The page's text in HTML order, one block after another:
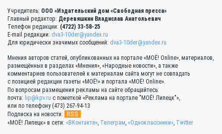
Учредитель: ООО «Издательский дом «Свободная пресса»
Главный редактор: Деревяшкин Владислав Анатольевич
Телефон редакции: (4722) 33-58-25
E-mail редакции: dva3-10der@yandex.ru
Для юридически значимых сообщений: dva3-10der@yandex.ru
Мнения авторов статей, опубликованных на портале «МОЁ! Online», материалов,
размещённых в разделах «Мнения», «Народные новости», а также
комментариев пользователей к материалам сайта могут не совпадать
с позицией редакции газеты «МОЁ!» и портала «МОЁ! Online».
По вопросам размещения рекламы на сайте обращайтесь:
почта: lip@kpv.ru с пометкой «Реклама на портале "МОЁ! Липецк"»,
или по телефону (473) 267-94-13
Подписка на новости:
RSS
«МОЁ! Липецк» в сети: «ВКонтакте», Телеграм, «Одноклассники», Twitter